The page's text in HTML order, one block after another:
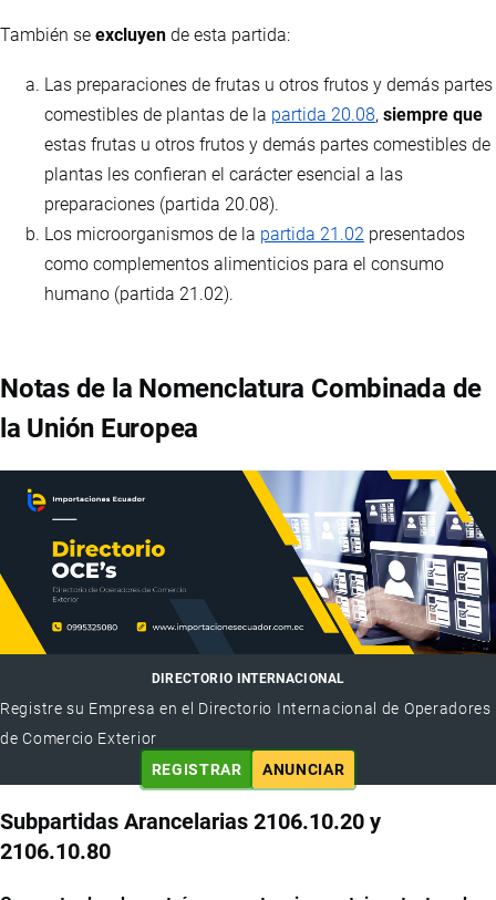
También se excluyen de esta partida:
Las preparaciones de frutas u otros frutos y demás partes
comestibles de plantas de la partida 20.08, siempre que
estas frutas u otros frutos y demás partes comestibles de
plantas les confieran el carácter esencial a las
preparaciones (partida 20.08).
Los microorganismos de la partida 21.02 presentados
como complementos alimenticios para el consumo
humano (partida 21.02).
Notas de la Nomenclatura Combinada de
la Unión Europea
DIRECTORIO INTERNACIONAL
Registre su Empresa en el Directorio Internacional de Operadores
de Comercio Exterior
REGISTRAR
ANUNCIAR
Subpartidas Arancelarias 2106.10.20 y
2106.10.80